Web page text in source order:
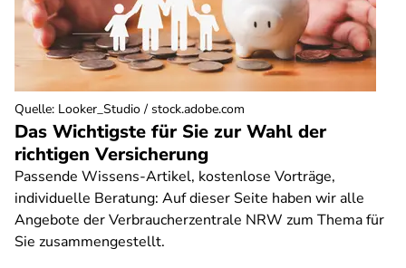
Das Wichtigste für Sie zur Wahl der
richtigen Versicherung
Passende Wissens-Artikel, kostenlose Vorträge,
individuelle Beratung: Auf dieser Seite haben wir alle
Angebote der Verbraucherzentrale NRW zum Thema für
Sie zusammengestellt.
Quelle: Looker_Studio / stock.adobe.com